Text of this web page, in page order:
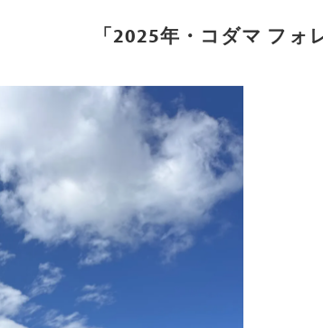
「2025年・コダマ フォ